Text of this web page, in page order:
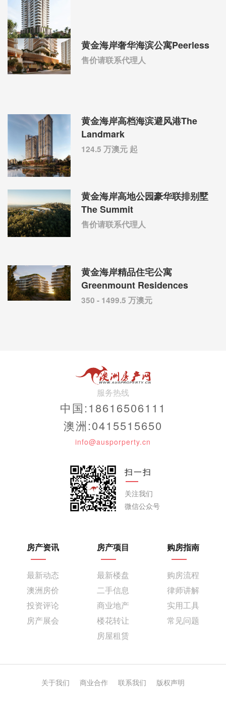
黄金海岸奢华海滨公寓Peerless
售价请联系代理人
黄金海岸高档海滨避风港The
Landmark
124.5 万澳元 起
黄金海岸高地公园豪华联排别墅
The Summit
售价请联系代理人
黄金海岸精品住宅公寓
Greenmount Residences
350 - 1499.5 万澳元
服务热线
中国:18616506111
澳洲:0415515650
info@ausporperty.cn
扫一扫
关注我们
微信公众号
房产资讯
最新动态
澳洲房价
投资评论
房产展会
房产项目
最新楼盘
二手信息
商业地产
楼花转让
房屋租赁
购房指南
购房流程
律师讲解
实用工具
常见问题
关于我们 商业合作 联系我们 版权声明